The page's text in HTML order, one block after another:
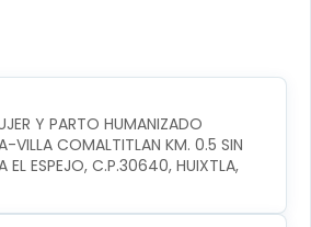
Y PARTO HUMANIZADO
VILLA COMALTITLAN KM. 0.5 SIN
EL ESPEJO, C.P.30640, HUIXTLA,